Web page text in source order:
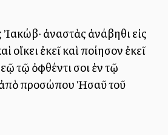
Ἰακώβ· ἀναστὰς ἀνάβηθι εἰς
οἴκει ἐκεῖ καὶ ποίησον ἐκεῖ
τῷ ὀφθέντι σοι ἐν τῷ
ἀπὸ προσώπου Ἡσαῦ τοῦ